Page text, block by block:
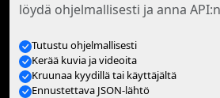
löydä ohjelmallisesti ja anna
Tutustu ohjelmallisesti
Kerää kuvia ja videoita
Kruunaa kyydillä tai käyttäjältä
Ennustettava JSON-lähtö